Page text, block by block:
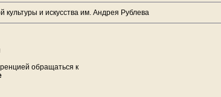
культуры и искусства им. Андрея Рублева
обращаться к